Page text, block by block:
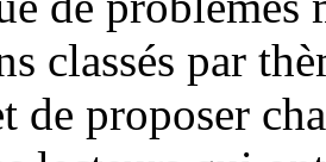
classés par
de proposer